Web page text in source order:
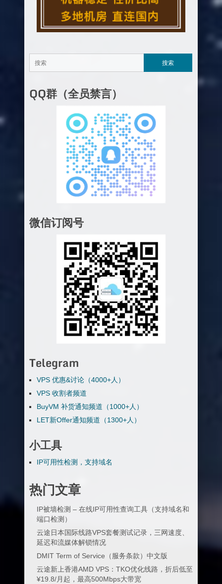
QQ群（全员禁言）
微信订阅号
Telegram
VPS 优惠&讨论（4000+人）
VPS 收割者频道
BuyVM 补货通知频道（1000+人）
LET新Offer通知频道（1300+人）
小工具
IP可用性检测，支持域名
热门文章
IP被墙检测 – 在线IP可用性查询工具（支持域名和
端口检测）
云途日本国际线路VPS套餐测试记录，三网速度、
延迟和流媒体解锁情况
DMIT Term of Service（服务条款）中文版
云途新上香港AMD VPS：TKO优化线路，折后低至
¥19.8/月起，最高500Mbps大带宽